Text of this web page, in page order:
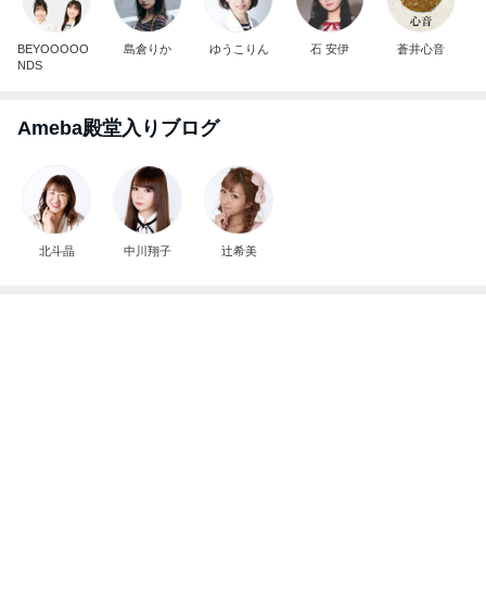
BEYOOOOO
NDS
島倉りか ゆうこりん 石 安伊 蒼井心音
Ameba殿堂入りブログ
北斗晶 中川翔子 辻希美